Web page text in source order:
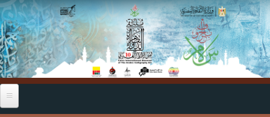
Skip to main content